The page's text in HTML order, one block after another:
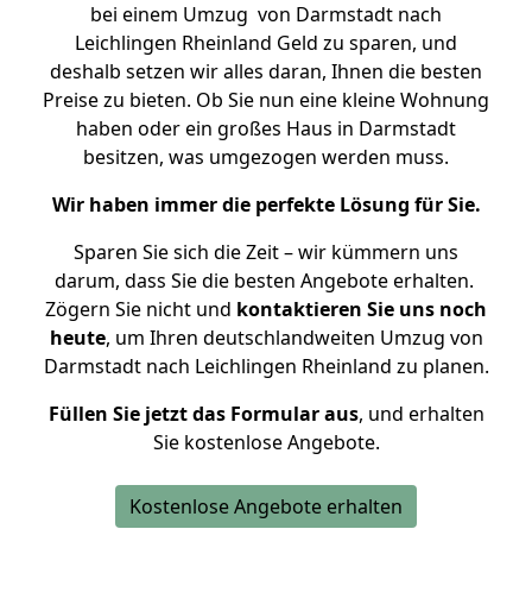
bei einem Umzug von Darmstadt nach
Leichlingen Rheinland Geld zu sparen, und
deshalb setzen wir alles daran, Ihnen die besten
Preise zu bieten. Ob Sie nun eine kleine Wohnung
haben oder ein großes Haus in Darmstadt
besitzen, was umgezogen werden muss.
Wir haben immer die perfekte Lösung für Sie.
Sparen Sie sich die Zeit – wir kümmern uns
darum, dass Sie die besten Angebote erhalten.
Zögern Sie nicht und kontaktieren Sie uns noch
heute, um Ihren deutschlandweiten Umzug von
Darmstadt nach Leichlingen Rheinland zu planen.
Füllen Sie jetzt das Formular aus, und erhalten
Sie kostenlose Angebote.
Kostenlose Angebote erhalten